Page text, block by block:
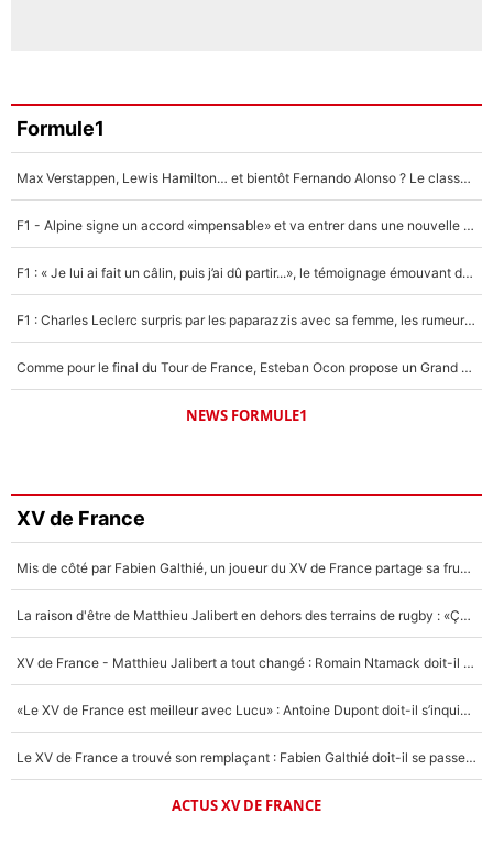
Formule1
Max Verstappen, Lewis Hamilton… et bientôt Fernando Alonso ? Le classement des pilotes les mieux payés en Formule 1 risque de changer !
F1 - Alpine signe un accord «impensable» et va entrer dans une nouvelle dimension : Grande nouvelle pour Pierre Gasly !
F1 : « Je lui ai fait un câlin, puis j’ai dû partir...», le témoignage émouvant de Max Verstappen sur sa fille
F1 : Charles Leclerc surpris par les paparazzis avec sa femme, les rumeurs étaient vraies !
Comme pour le final du Tour de France, Esteban Ocon propose un Grand Prix de Formule 1 à Paris : «Autour de l’Arc de Triomphe, ce serait génial» !
NEWS FORMULE1
XV de France
Mis de côté par Fabien Galthié, un joueur du XV de France partage sa frustration : «ils ne me l’ont pas dit tout de suite»
La raison d'être de Matthieu Jalibert en dehors des terrains de rugby : «Ça m'atteint autant que si tu touches à un membre de ma famille»
XV de France - Matthieu Jalibert a tout changé : Romain Ntamack doit-il s’inquiéter pour sa place à un an de la Coupe du monde ?
«Le XV de France est meilleur avec Lucu» : Antoine Dupont doit-il s’inquiéter pour sa place ?
Le XV de France a trouvé son remplaçant : Fabien Galthié doit-il se passer d'Antoine Dupont ?
ACTUS XV DE FRANCE